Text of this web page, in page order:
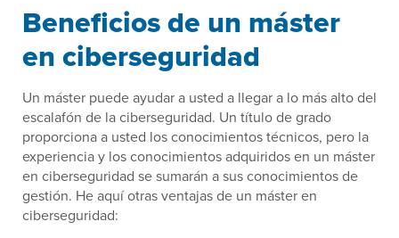
Beneficios de un máster
en ciberseguridad
Un máster puede ayudar a usted a llegar a lo más alto del
escalafón de la ciberseguridad. Un título de grado
proporciona a usted los conocimientos técnicos, pero la
experiencia y los conocimientos adquiridos en un máster
en ciberseguridad se sumarán a sus conocimientos de
gestión. He aquí otras ventajas de un máster en
ciberseguridad: